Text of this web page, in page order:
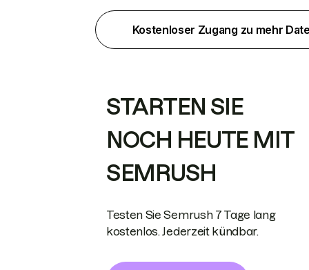
Kostenloser Zugang zu mehr
STARTEN SIE
NOCH HEUTE MIT
SEMRUSH
Testen Sie Semrush 7 Tage lang
kostenlos. Jederzeit kündbar.